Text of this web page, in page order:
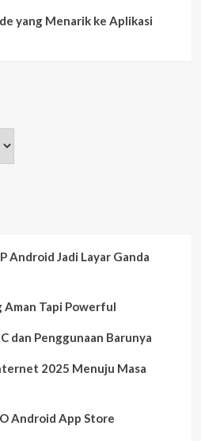
yang Menarik ke Aplikasi
Android Jadi Layar Ganda
Tapi Powerful
dan Penggunaan Barunya
2025 Menuju Masa
Android App Store